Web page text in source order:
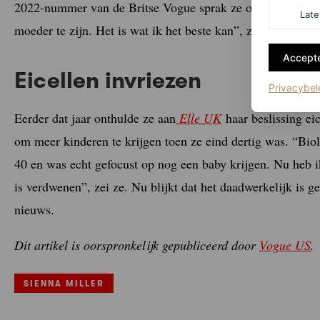
2022-nummer van de Britse Vogue sprak ze over de
moeder te zijn. Het is wat ik het beste kan”, zei ze.
Eicellen invriezen
Eerder dat jaar onthulde ze aan Elle UKhaar beslissing
om meer kinderen te krijgen toen ze eind dertig was.
40 en was echt gefocust op nog een baby krijgen. Nu
is verdwenen”, zei ze. Nu blijkt dat het daadwerkelijk is
nieuws.
Dit artikel is oorspronkelijk gepubliceerd door Vogue US.
SIENNA MILLER